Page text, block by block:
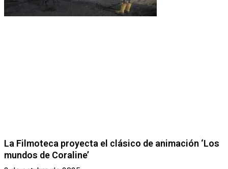
La Filmoteca proyecta el clásico de animación ‘Los
mundos de Coraline’